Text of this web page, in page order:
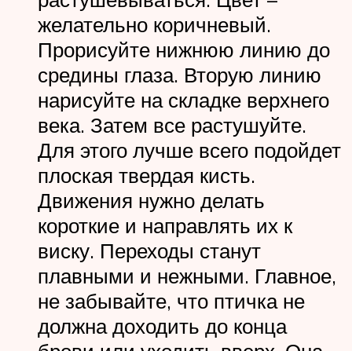
желательно коричневый.
Прорисуйте нижнюю линию до
средины глаза. Вторую линию
нарисуйте на складке верхнего
века. Затем все растушуйте.
Для этого лучше всего подойдет
плоская твердая кисть.
Движения нужно делать
короткие и направлять их к
виску. Переходы станут
плавными и нежными. Главное,
не забывайте, что птичка не
должна доходить до конца